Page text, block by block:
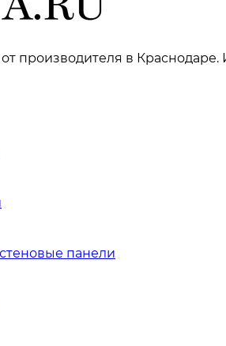
производителя в
панели